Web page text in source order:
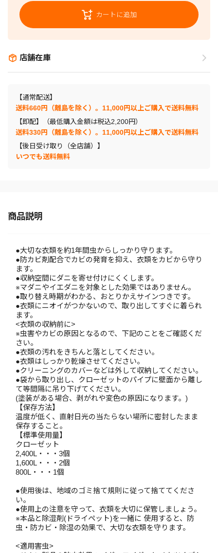
カートに追加
店舗在庫
【通常配送】
送料660円（離島を除く）。11,000円以上ご購入で送料無料
【即配】（最低購入金額は税込2,200円）
送料330円（離島を除く）。11,000円以上ご購入で送料無料
【後日受け取り（全店舗）】
いつでも送料無料
商品説明
●大切な衣類を約1年間虫からしっかり守ります。
●防カビ剤配合でカビの発育を抑え、衣類をカビから守り
ます。
●収納空間にダニを寄せ付けにくくします。
※マダニやイエダニを対象とした効果ではありません。
●取り替え時期がわかる、おとりかえサインつきです。
●衣類にニオイがつかないので、取り出してすぐに着られ
ます。
<衣類の収納前に>
※虫害やカビの原因となるので、下記のことをご確認くだ
さい。
●衣類の汚れをきちんと落としてください。
●衣類はしっかり乾燥させてください。
●クリーニングのカバーなどは外して収納してください。
●袋から取り出し、クローゼットのパイプに壁面から離し
て等間隔に吊り下げてください。
(塗装がある場合、剥がれや変色の原因になります。)
【保存方法】
温度が低く、直射日光の当たらない場所に密封したまま
保存すること。
【標準使用量】
クローゼット
2,400L・・・3個
1,600L・・・2個
800L・・・1個
●使用後は、地域のゴミ捨て規則に従って捨ててくださ
い。
●使用上の注意を守って、衣類を大切に保管しましょう。
※本品と除湿剤(ドライペット)を一緒に 使用すると、防
虫・防カビ・除湿の効果で、大切な衣類を守ります。
<適用害虫>